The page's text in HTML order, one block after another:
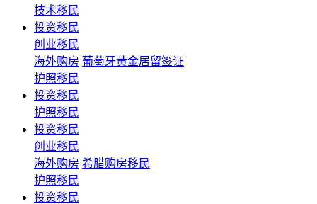
技术移民
投资移民
创业移民
海外购房 葡萄牙黄金居留签证
护照移民
投资移民
护照移民
投资移民
创业移民
海外购房 希腊购房移民
护照移民
投资移民